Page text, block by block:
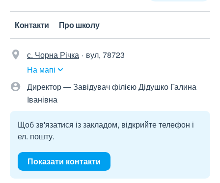
Контакти Про школу
с. Чорна Річка
вул, 78723
На мапі
Директор — Завідувач філією Дідушко Галина
Іванівна
Щоб зв'язатися із закладом, відкрийте телефон і
ел. пошту.
Показати контакти